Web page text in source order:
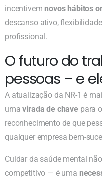
incentivem novos hábitos
descanso ativo,
profissional.
O futuro do
pessoas – e
A atualização da NR-1 é
umavirada de chavepara
reconhecimento de que
qualquer empresa bem-
Cuidar da saúde mental
competitivo — é uma